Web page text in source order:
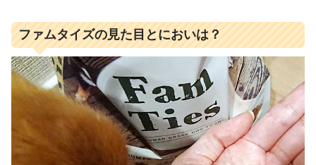
ファムタイズの見た目とにおいは？